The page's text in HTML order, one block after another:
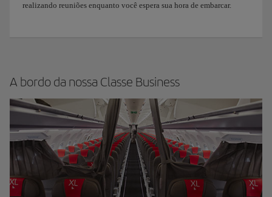
realizando reuniões enquanto você espera sua hora de embarcar.
A bordo da nossa Classe Business